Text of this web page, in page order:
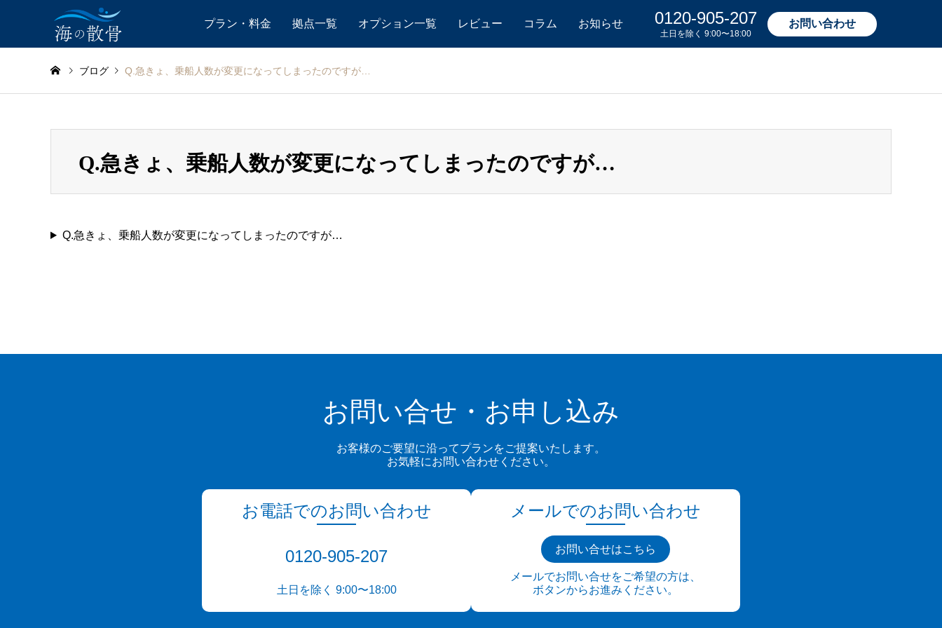
プラン・料金 拠点一覧 オプション一覧 レビュー コラム お知らせ 0120-905-207 お問い合わせ
ブログ Q.急きょ、乗船人数が変更になってしまったのですが…
Q.急きょ、乗船人数が変更になってしまったのですが…
Q.急きょ、乗船人数が変更になってしまったのですが…
お問い合せ・お申し込み
お客様のご要望に沿ってプランをご提案いたします。
お気軽にお問い合わせください。
お電話でのお問い合わせ
0120-905-207
土日を除く 9:00〜18:00
メールでのお問い合わせ
お問い合せはこちら
メールでお問い合せをご希望の方は、
ボタンからお進みください。